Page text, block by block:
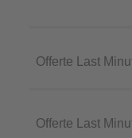
Offerte Last
Offerte Last